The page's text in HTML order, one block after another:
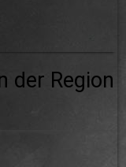
der Region